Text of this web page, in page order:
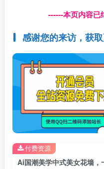
------本页内容已
感谢您的来访，获
付费资源